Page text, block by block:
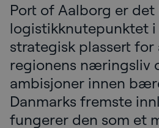
Port of Aalborg er
logistikknutepunktet i
strategisk plassert
regionens næringsliv
ambisjoner innen
Danmarks fremste
fungerer den som et